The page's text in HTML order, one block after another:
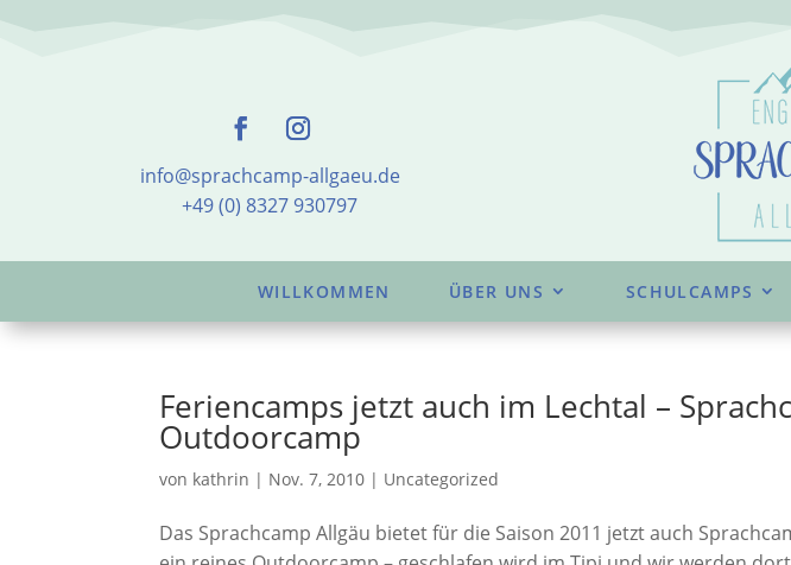
info@sprachcamp-allgaeu.de
+49 (0) 8327 930797
WILLKOMMEN ÜBER UNS SCHULCAMPS
Feriencamps jetzt auch im Lechtal –
Outdoorcamp
von kathrin | Nov. 7, 2010 | Uncategorized
Das Sprachcamp Allgäu bietet für die Saison 2011 jetzt auch